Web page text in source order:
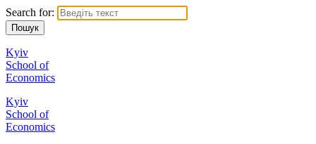
Search for:
Kyiv
School of
Economics
Kyiv
School of
Economics